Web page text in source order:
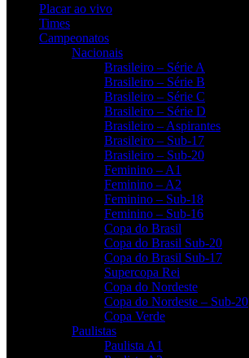
Placar ao vivo
Times
Campeonatos
Nacionais
Brasileiro – Série A
Brasileiro – Série B
Brasileiro – Série C
Brasileiro – Série D
Brasileiro – Aspirantes
Brasileiro – Sub-17
Brasileiro – Sub-20
Feminino – A1
Feminino – A2
Feminino – Sub-18
Feminino – Sub-16
Copa do Brasil
Copa do Brasil Sub-20
Copa do Brasil Sub-17
Supercopa Rei
Copa do Nordeste
Copa do Nordeste – Sub-20
Copa Verde
Paulistas
Paulista A1